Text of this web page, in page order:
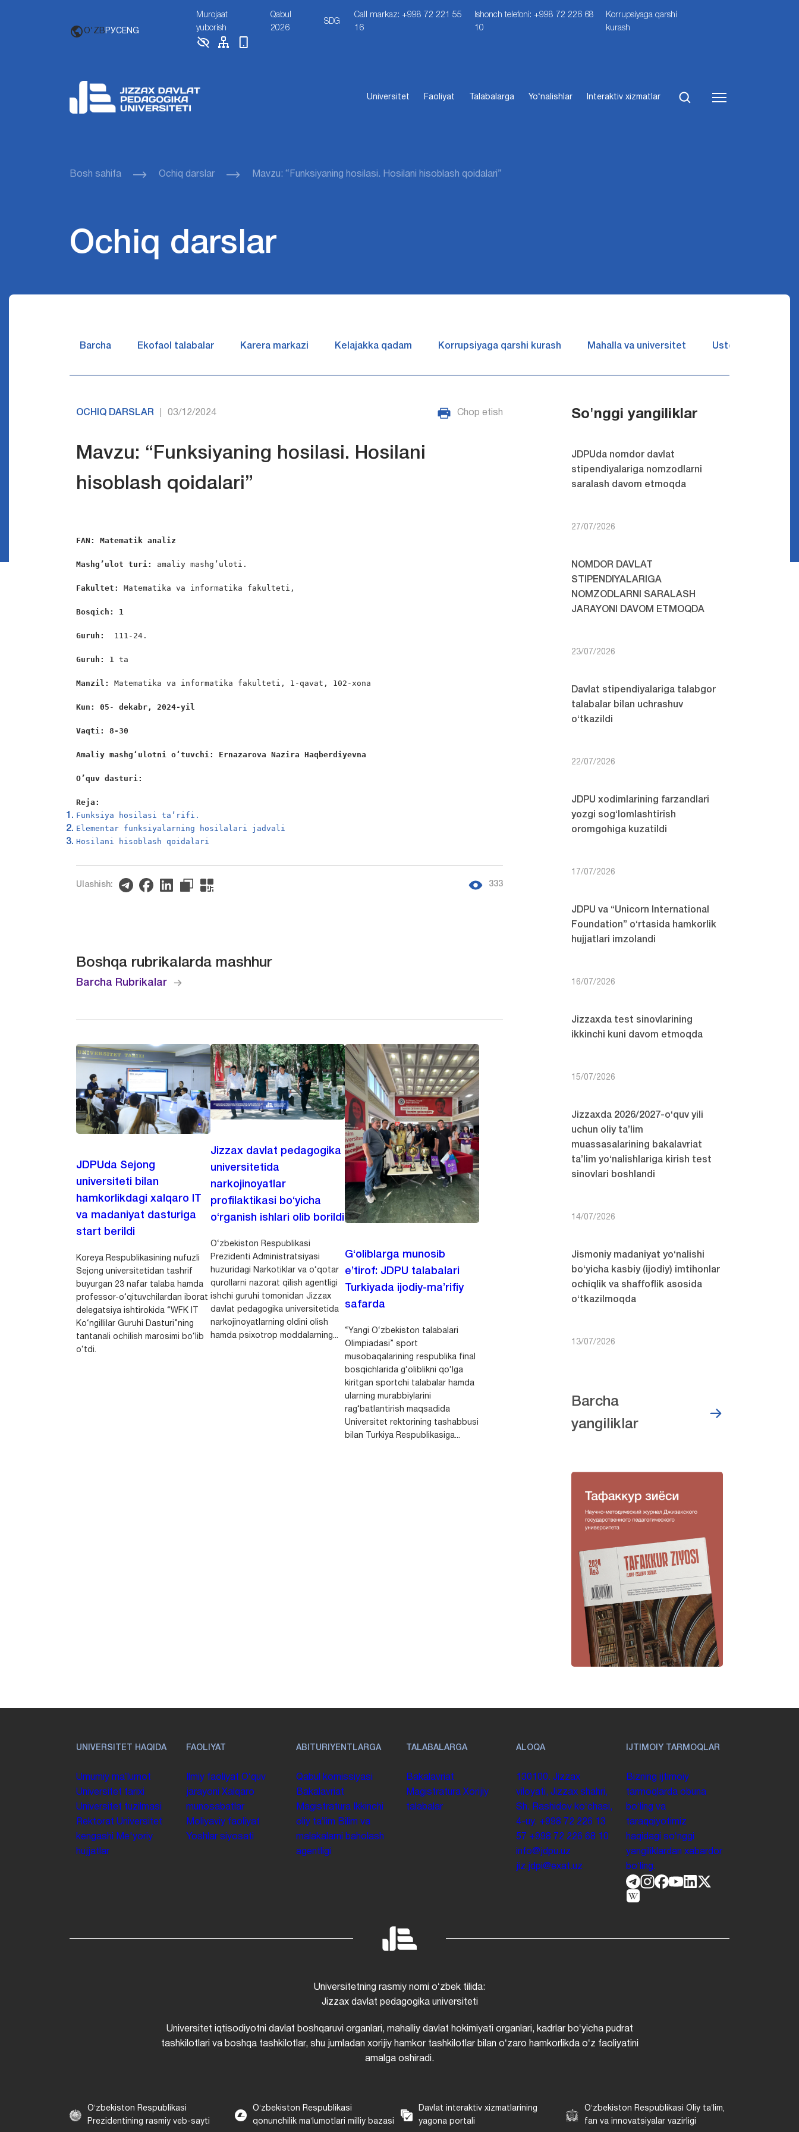
O'ZB РУСENG
Murojaat
yuborish
Qabul
2026
SDG
Call markaz: +998 72 221 55
16
Ishonch telefoni: +998 72 226 68
10
Korrupsiyaga qarshi
kurash
Universitet Faoliyat Talabalarga Yo‘nalishlar Interaktiv xizmatlar
Bosh sahifa Ochiq darslar Mavzu: “Funksiyaning hosilasi. Hosilani hisoblash qoidalari”
Ochiq darslar
Barcha Ekofaol talabalar Karera markazi Kelajakka qadam Korrupsiyaga qarshi kurash Mahalla va universitet Ustozlar suhbatin
OCHIQ DARSLAR 03/12/2024 Chop etish
Mavzu: “Funksiyaning hosilasi. Hosilani
hisoblash qoidalari”
FAN: Matematik analiz
Mashg’ulot turi: amaliy mashg’uloti.
Fakultet: Matematika va informatika fakulteti,
Bosqich: 1
Guruh: 111-24.
Guruh: 1 ta
Manzil: Matematika va informatika fakulteti, 1-qavat, 102-xona
Kun: 05 - dekabr, 2024-yil
Vaqti: 8-30
Amaliy mashgʻulotni oʻtuvchi: Ernazarova Nazira Haqberdiyevna
O’quv dasturi:
Reja:
Funksiya hosilasi ta’rifi.
Elementar funksiyalarning hosilalari jadvali
Hosilani hisoblash qoidalari
Ulashish: 333
Boshqa rubrikalarda mashhur
Barcha Rubrikalar
JDPUda Sejong
universiteti bilan
hamkorlikdagi xalqaro IT
va madaniyat dasturiga
start berildi
Koreya Respublikasining nufuzli
Sejong universitetidan tashrif
buyurgan 23 nafar talaba hamda
professor-o‘qituvchilardan iborat
delegatsiya ishtirokida “WFK IT
Ko‘ngillilar Guruhi Dasturi”ning
tantanali ochilish marosimi bo‘lib
o‘tdi.
Jizzax davlat pedagogika
universitetida
narkojinoyatlar
profilaktikasi bo‘yicha
o‘rganish ishlari olib borildi
O‘zbekiston Respublikasi
Prezidenti Administratsiyasi
huzuridagi Narkotiklar va o‘qotar
qurollarni nazorat qilish agentligi
ishchi guruhi tomonidan Jizzax
davlat pedagogika universitetida
narkojinoyatlarning oldini olish
hamda psixotrop moddalarning...
G‘oliblarga munosib
e’tirof: JDPU talabalari
Turkiyada ijodiy-ma’rifiy
safarda
“Yangi O‘zbekiston talabalari
Olimpiadasi” sport
musobaqalarining respublika final
bosqichlarida g‘oliblikni qo‘lga
kiritgan sportchi talabalar hamda
ularning murabbiylarini
rag‘batlantirish maqsadida
Universitet rektorining tashabbusi
bilan Turkiya Respublikasiga...
So'nggi yangiliklar
JDPUda nomdor davlat
stipendiyalariga nomzodlarni
saralash davom etmoqda
27/07/2026
NOMDOR DAVLAT
STIPENDIYALARIGA
NOMZODLARNI SARALASH
JARAYONI DAVOM ETMOQDA
23/07/2026
Davlat stipendiyalariga talabgor
talabalar bilan uchrashuv
o‘tkazildi
22/07/2026
JDPU xodimlarining farzandlari
yozgi sog‘lomlashtirish
oromgohiga kuzatildi
17/07/2026
JDPU va “Unicorn International
Foundation” o‘rtasida hamkorlik
hujjatlari imzolandi
16/07/2026
Jizzaxda test sinovlarining
ikkinchi kuni davom etmoqda
15/07/2026
Jizzaxda 2026/2027-o‘quv yili
uchun oliy ta’lim
muassasalarining bakalavriat
ta’lim yo‘nalishlariga kirish test
sinovlari boshlandi
14/07/2026
Jismoniy madaniyat yo‘nalishi
bo‘yicha kasbiy (ijodiy) imtihonlar
ochiqlik va shaffoflik asosida
o‘tkazilmoqda
13/07/2026
Barcha
yangiliklar
UNIVERSITET HAQIDA
Umumiy maʼlumot
Universitet tarixi
Universitet tuzilmasi
Rektorat Universitet
kengashi
Me'yoriy
hujjatlar
FAOLIYAT
Ilmiy faoliyat Oʻquv
jarayoni Xalqaro
munosabatlar
Moliyaviy faoliyat
Yoshlar siyosati
ABITURIYENTLARGA
Qabul komissiyasi
Bakalavriat
Magistratura
Ikkinchi
oliy taʼlim Bilim va
malakalarni baholash
agentligi
TALABALARGA
Bakalavriat
Magistratura Xorijiy
talabalar
ALOQA
130100. Jizzax
viloyati, Jizzax shahri,
Sh. Rashidov koʻchasi,
4-uy. +998 72 226 13
57 +998 72 226 68 10
info@jdpu.uz
jiz.jdpi@exat.uz
IJTIMOIY TARMOQLAR
Bizning ijtimoiy
tarmoqlarda obuna
boʻling va
taraqqiyotimiz
haqidagi soʻnggi
yangiliklardan xabardor
boʻling.
Universitetning rasmiy nomi oʻzbek tilida:
Jizzax davlat pedagogika universiteti
Universitet iqtisodiyotni davlat boshqaruvi organlari, mahalliy davlat hokimiyati organlari, kadrlar boʻyicha pudrat
tashkilotlari va boshqa tashkilotlar, shu jumladan xorijiy hamkor tashkilotlar bilan oʻzaro hamkorlikda oʻz faoliyatini
amalga oshiradi.
Oʻzbekiston Respublikasi
Prezidentining rasmiy veb-sayti
Oʻzbekiston Respublikasi
qonunchilik maʼlumotlari milliy bazasi
Davlat interaktiv xizmatlarining
yagona portali
Oʻzbekiston Respublikasi Oliy taʼlim,
fan va innovatsiyalar vazirligi